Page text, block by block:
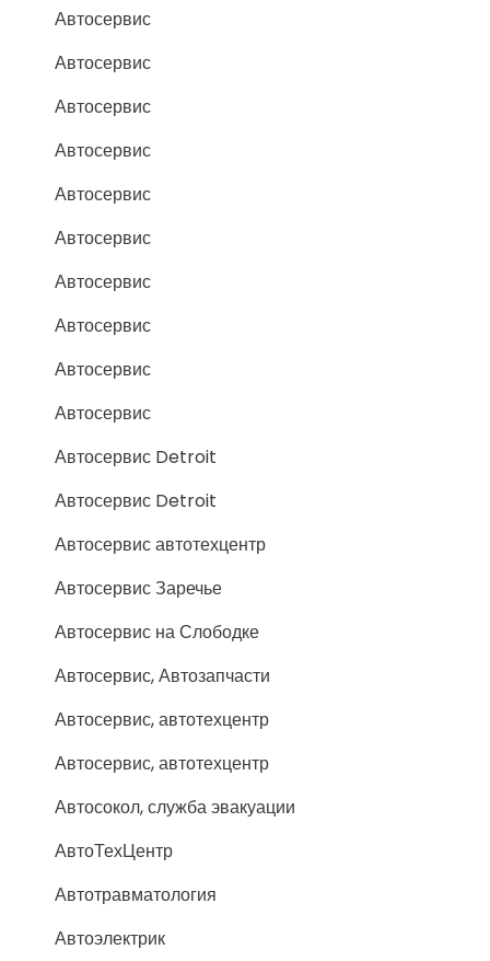
Автосервис
Автосервис
Автосервис
Автосервис
Автосервис
Автосервис
Автосервис
Автосервис
Автосервис
Автосервис
Автосервис Detroit
Автосервис Detroit
Автосервис автотехцентр
Автосервис Заречье
Автосервис на Слободке
Автосервис, Автозапчасти
Автосервис, автотехцентр
Автосервис, автотехцентр
Автосокол, служба эвакуации
АвтоТехЦентр
Автотравматология
Автоэлектрик